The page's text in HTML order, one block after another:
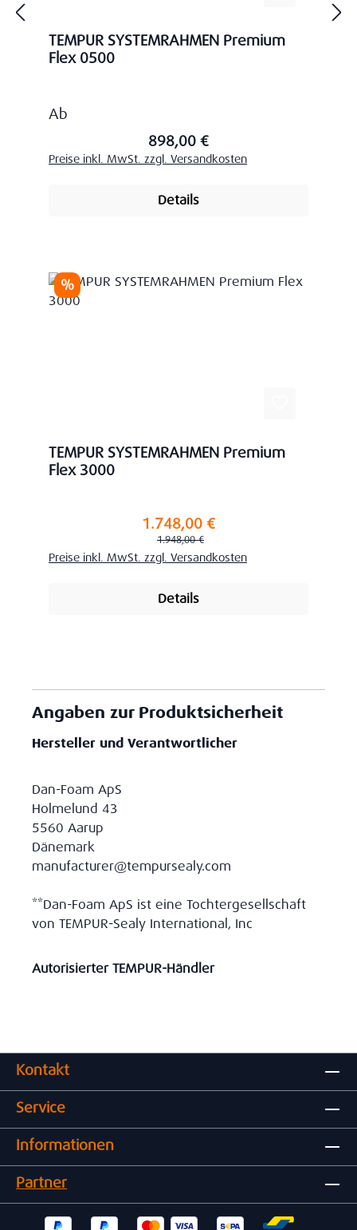
TEMPUR SYSTEMRAHMEN Premium
Flex 0500
Regulärer Preis:
Ab
898,00 €
Preise inkl. MwSt. zzgl. Versandkosten
Details
Rabatt
%
TEMPUR SYSTEMRAHMEN Premium
Flex 3000
Verkaufspreis:1.748,00 €
Regulärer Preis:
1.948,00 €
Preise inkl. MwSt. zzgl. Versandkosten
Details
Angaben zur Produktsicherheit
Hersteller und Verantwortlicher
Dan-Foam ApS
Holmelund 43
5560 Aarup
Dänemark
manufacturer@tempursealy.com
**Dan-Foam ApS ist eine Tochtergesellschaft
von TEMPUR-Sealy International, Inc
Autorisierter TEMPUR-Händler
Kontakt
Service
Informationen
Partner